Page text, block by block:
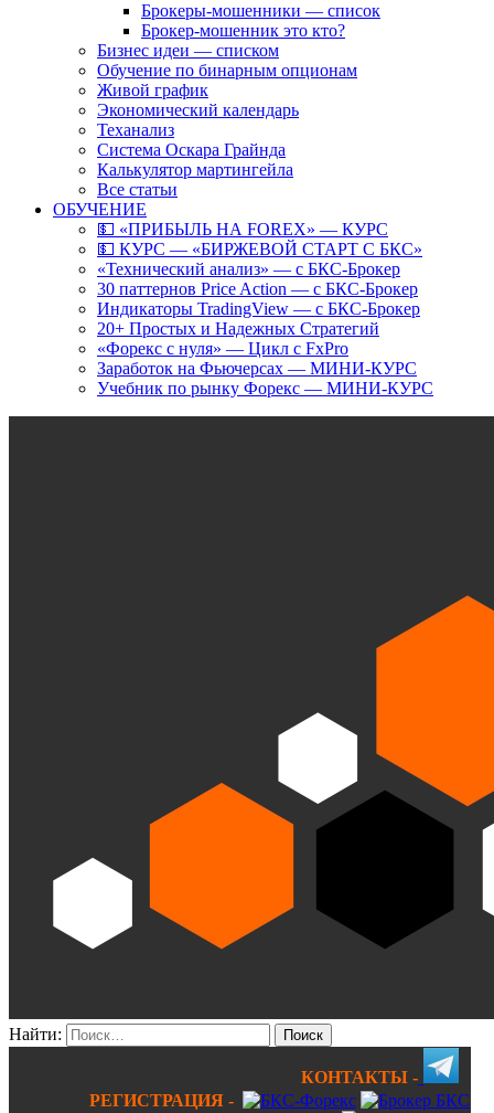
Брокеры-мошенники — список
Брокер-мошенник это кто?
Бизнес идеи — списком
Обучение по бинарным опционам
Живой график
Экономический календарь
Теханализ
Система Оскара Грайнда
Калькулятор мартингейла
Все статьи
ОБУЧЕНИЕ
💵 «ПРИБЫЛЬ НА FOREX» — КУРС
💵 КУРС — «БИРЖЕВОЙ СТАРТ С БКС»
«Технический анализ» — с БКС-Брокер
30 паттернов Price Action — с БКС-Брокер
Индикаторы TradingView — с БКС-Брокер
20+ Простых и Надежных Стратегий
«Форекс с нуля» — Цикл с FxPro
Заработок на Фьючерсах — МИНИ-КУРС
Учебник по рынку Форекс — МИНИ-КУРС
Найти:
КОНТАКТЫ -
РЕГИСТРАЦИЯ -